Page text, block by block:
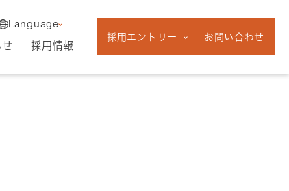
Language
English
採用情報
採用エントリー
新卒採用
フリーランス採
お問い合わせ